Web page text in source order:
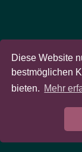
Diese Website
bestmöglichen
bieten. Mehr